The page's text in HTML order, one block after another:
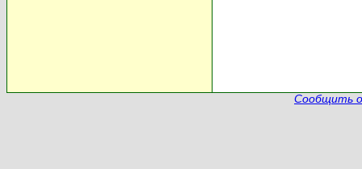
Сообщить о